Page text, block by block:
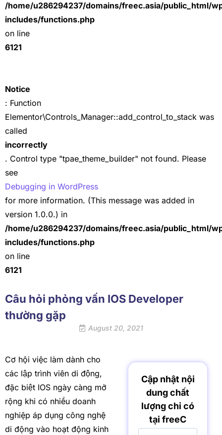
/home/u286294237/domains/freec.asia/public_html/
includes/functions.php
on line
6121
Notice
: Function
Elementor\Controls_Manager::add_control_to_stack was
called
incorrectly
. Control type "tpae_theme_builder" not found. Please
see
Debugging in WordPress
for more information. (This message was added in
version 1.0.0.) in
/home/u286294237/domains/freec.asia/public_html/
includes/functions.php
on line
6121
Câu hỏi phỏng vấn IOS Developer
thường gặp
August 20, 2021
Cơ hội việc làm dành cho
các lập trình viên di động,
đặc biệt IOS ngày càng mở
rộng khi có nhiều doanh
nghiệp áp dụng công nghệ
di động vào hoạt động kinh
Cập nhật nội
dung chất
lượng chỉ có
tại freeC